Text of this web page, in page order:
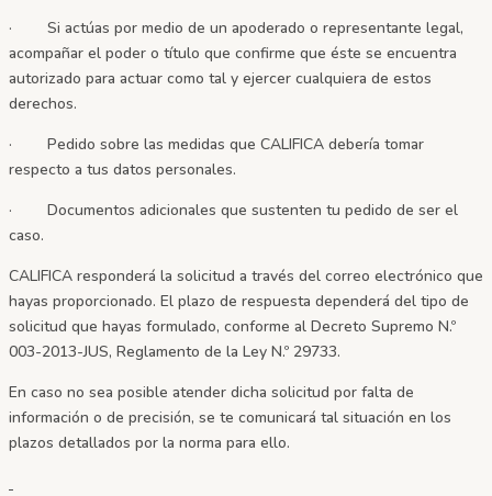
· Si actúas por medio de un apoderado o representante legal,
acompañar el poder o título que confirme que éste se encuentra
autorizado para actuar como tal y ejercer cualquiera de estos
derechos.
· Pedido sobre las medidas que CALIFICA debería tomar
respecto a tus datos personales.
· Documentos adicionales que sustenten tu pedido de ser el
caso.
CALIFICA responderá la solicitud a través del correo electrónico que
hayas proporcionado. El plazo de respuesta dependerá del tipo de
solicitud que hayas formulado, conforme al Decreto Supremo N.º
003-2013-JUS, Reglamento de la Ley N.º 29733.
En caso no sea posible atender dicha solicitud por falta de
información o de precisión, se te comunicará tal situación en los
plazos detallados por la norma para ello.